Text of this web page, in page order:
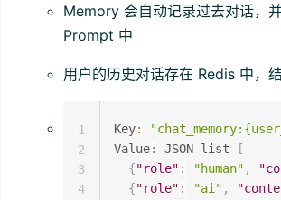
Memory 会自动记录过去对话，
Prompt 中
用户的历史对话存在 Redis 中，
Key:
Value: JSON list
[
{"role" : "human" ,
{"role" : "ai" ,
1
2
3
4